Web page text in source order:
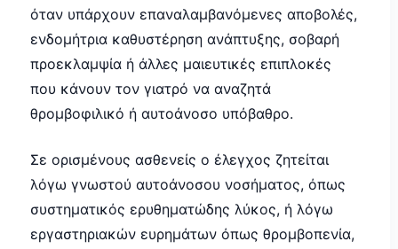
όταν υπάρχουν επαναλαμβανόμενες αποβολές,
ενδομήτρια καθυστέρηση ανάπτυξης, σοβαρή
προεκλαμψία ή άλλες μαιευτικές επιπλοκές
που κάνουν τον γιατρό να αναζητά
θρομβοφιλικό ή αυτοάνοσο υπόβαθρο.
Σε ορισμένους ασθενείς ο έλεγχος ζητείται
λόγω γνωστού αυτοάνοσου νοσήματος, όπως
συστηματικός ερυθηματώδης λύκος, ή λόγω
εργαστηριακών ευρημάτων όπως θρομβοπενία,